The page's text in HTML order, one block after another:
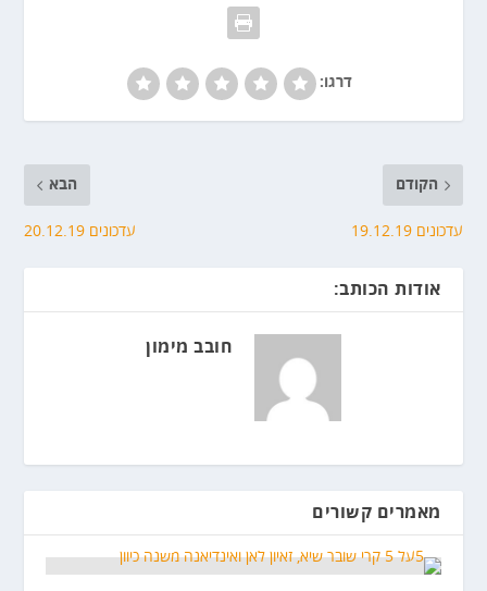
דרגו:
הקודם
עדכונים 19.12.19
הבא
עדכונים 20.12.19
אודות הכותב:
חובב מימון
מאמרים קשורים